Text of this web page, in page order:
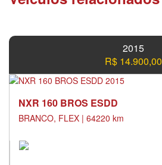
2015
R$ 14.900,00
NXR 160 BROS ESDD
BRANCO, FLEX | 64220 km